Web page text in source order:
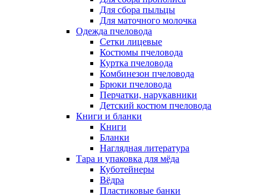
Для сбора пыльцы
Для маточного молочка
Одежда пчеловода
Сетки лицевые
Костюмы пчеловода
Куртка пчеловода
Комбинезон пчеловода
Брюки пчеловода
Перчатки, нарукавники
Детский костюм пчеловода
Книги и бланки
Книги
Бланки
Наглядная литература
Тара и упаковка для мёда
Куботейнеры
Вёдра
Пластиковые банки